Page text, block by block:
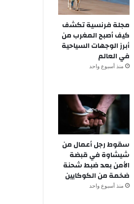
مجلة فرنسية تكشف
كيف أصبح المغرب من
أبرز الوجهات السياحية
في العالم
منذ أسبوع واحد
سقوط رجل أعمال من
شيشاوة في قبضة
الأمن بعد ضبط شحنة
ضخمة من الكوكايين
منذ أسبوع واحد